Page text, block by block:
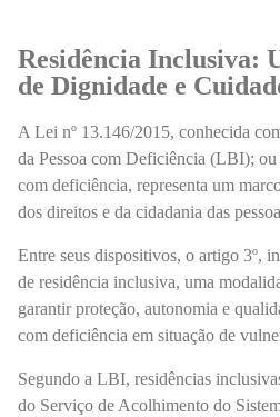
Residência Inclusiva:
de Dignidade e
A Lei nº 13.146/2015, conhecida
da Pessoa com Deficiência (LBI); ou
com deficiência, representa um
dos direitos e da cidadania das
Entre seus dispositivos, o artigo 3º,
de residência inclusiva, uma
garantir proteção, autonomia e
com deficiência em situação de
Segundo a LBI, residências
do Serviço de Acolhimento do